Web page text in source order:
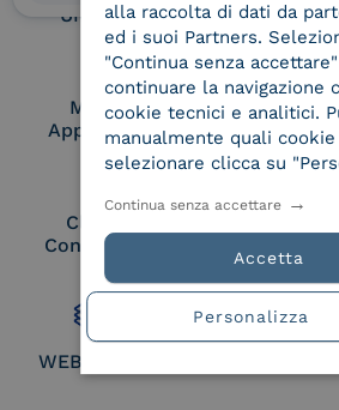
UNI EN ISO 27017
Membro Adobe
Approved Trust List
Cloud Signature
Consortium Member
WEBUILD Consortium
alla raccolta di dati da
ed i suoi Partners.
"Continua senza
continuare la navigazione
cookie tecnici e analitici.
manualmente quali cookie
selezionare clicca su
Accetta
Continua senza accettare
Personalizza